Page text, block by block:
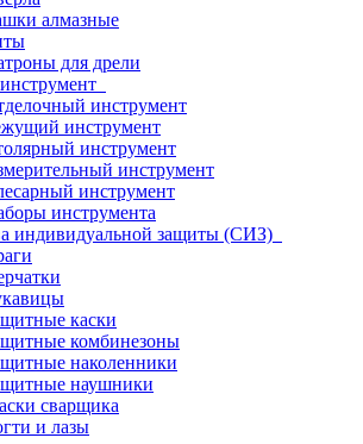
алмазные
для дрели
инструмент
инструмент
инструмент
инструмент
инструмент
инструмента
индивидуальной защиты (СИЗ)
каски
комбинезоны
наколенники
наушники
сварщика
и лазы